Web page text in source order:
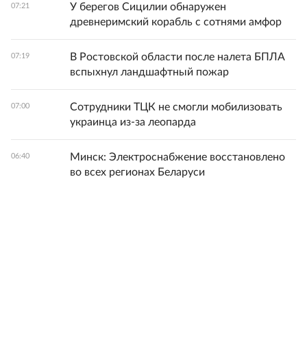
07:21
У берегов Сицилии обнаружен
древнеримский корабль с сотнями амфор
07:19
В Ростовской области после налета БПЛА
вспыхнул ландшафтный пожар
07:00
Сотрудники ТЦК не смогли мобилизовать
украинца из-за леопарда
06:40
Минск: Электроснабжение восстановлено
во всех регионах Беларуси